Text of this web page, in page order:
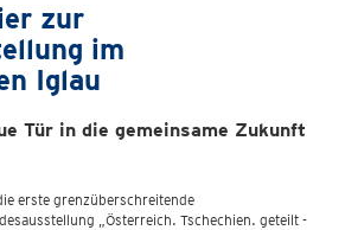
zur
im
Iglau
Tür in die gemeinsame Zukunft
erste grenzüberschreitende
„Österreich. Tschechien. geteilt -